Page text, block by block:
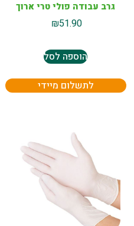
גרב עבודה פולי טרי ארוך
₪51.90
הוספה לסל
לתשלום מיידי